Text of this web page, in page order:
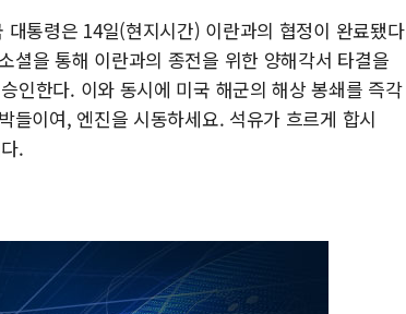
통령은 14일(현지시간) 이란과의 협정이 완료됐다
셜을 통해 이란과의 종전을 위한 양해각서 타결을
인한다. 이와 동시에 미국 해군의 해상 봉쇄를 즉각
이여, 엔진을 시동하세요. 석유가 흐르게 합시
.